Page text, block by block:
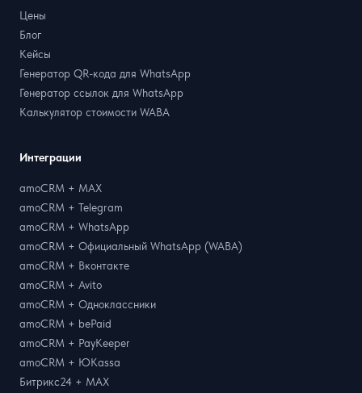
Интеграции
amoCRM + MAX
amoCRM + Telegram
amoCRM + WhatsApp
amoCRM + Официальный WhatsApp (WABA)
amoCRM + Вконтакте
amoCRM + Avito
amoCRM + Одноклассники
amoCRM + bePaid
amoCRM + PayKeeper
amoCRM + ЮKassa
Битрикс24 + MAX
Цены
Блог
Кейсы
Генератор QR-кода для WhatsApp
Генератор ссылок для WhatsApp
Калькулятор стоимости WABA